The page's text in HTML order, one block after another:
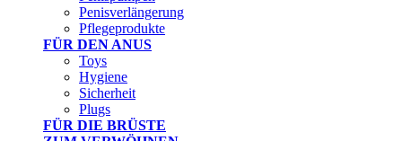
Penisverlängerung
Pflegeprodukte
FÜR DEN ANUS
Toys
Hygiene
Sicherheit
Plugs
FÜR DIE BRÜSTE